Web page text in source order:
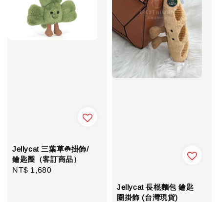
Jellycat 三葉草☘️掛飾/
鑰匙圈（客訂商品）
Regular
NT$ 1,680
Jellycat 長棍麵包 鑰匙
圈掛飾 (台灣現貨)